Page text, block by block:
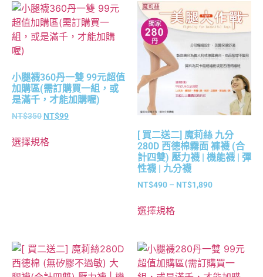
小腿襪360丹一雙 99元超值
加購區(需訂購買一組，或
是滿千，才能加購喔)
NT$350 NT$99
選擇規格
[ 買二送二] 魔莉絲 九分
280D 西德棉霧面 褲襪 (合
計四雙) 壓力襪 | 機能襪 | 彈
性襪 | 九分襪
NT$490 – NT$1,890
選擇規格